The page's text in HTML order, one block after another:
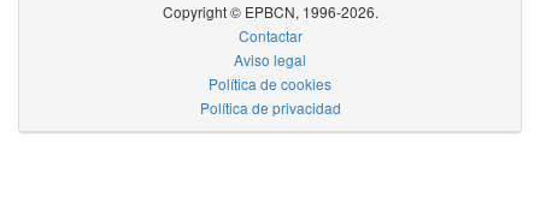
Copyright © EPBCN, 1996-2026.
Contactar
Aviso legal
Política de cookies
Política de privacidad